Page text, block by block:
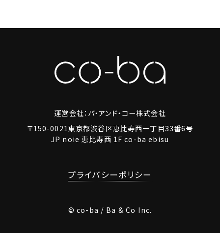
運営会社：バ・アンド・コー株式会社
〒150-0021東京都渋谷区恵比寿西一丁目33番6号
JP noie 恵比寿西 1F co-ba ebisu
プライバシーポリシー
© co-ba / Ba & Co Inc.